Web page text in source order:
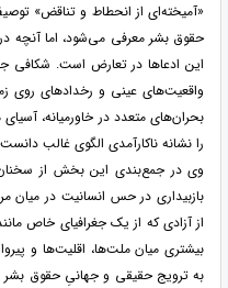
«آمیخته‌ای از انحطاط و تناقض»
حقوق بشر معرفی می‌شود، اما آنچه
این ادعاها در تعارض است. شکافی
واقعیت‌های عینی و رخدادهای روی
بحران‌های متعدد در خاورمیانه،
را نشانه ناکارآمدی الگوی غالب
وی در جمع‌بندی این بخش از سخنان
بازبیداری در حس انسانیت در میان
از آزادی که از یک جغرافیای خاص
بیشتری میان ملت‌ها، اقلیت‌ها و
به ترویج حقیقی و جهانیِ حقوق بشر